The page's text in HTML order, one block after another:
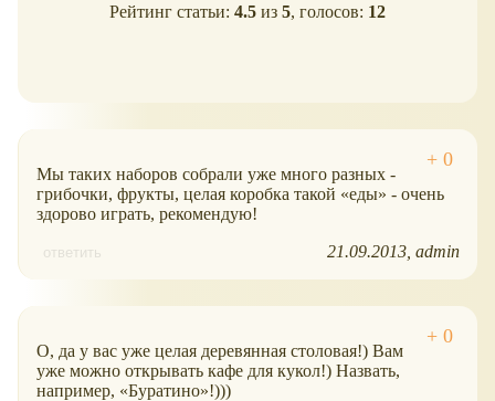
Рейтинг статьи: 4.5 из 5, голосов: 12
Мы таких наборов собрали уже много разных -
грибочки, фрукты, целая коробка такой
еды
- очень
здорово играть, рекомендую!
ответить 21.09.2013 admin
О, да у вас уже целая деревянная столовая!) Вам
уже можно открывать кафе для кукол!) Назвать,
например,
Буратино !)))